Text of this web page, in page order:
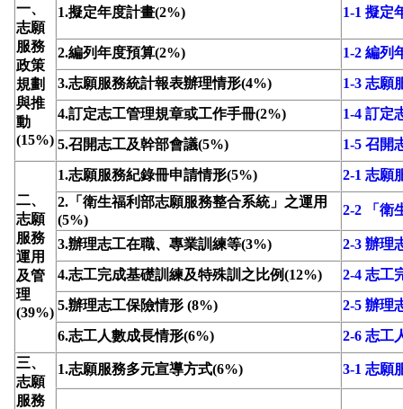
一、
志願
服務
政策
規劃
與推
動
(15%)
1.擬定年度計畫(2%) 1-1 擬定
2.編列年度預算(2%)
1-2 編列
3.志願服務統計報表辦理情形(4%)
1-3 志願
4.訂定志工管理規章或工作手冊(2%)
1-4 訂定
5.召開志工及幹部會議(5%)
1-5 召開
二、
志願
服務
運用
及管
理
(39%)
1.志願服務紀錄冊申請情形(5%)
2-1 志願
2.「衛生福利部志願服務整合系統」之運用
(5%)
2-2 「衛
3.辦理志工在職、專業訓練等(3%)
2-3 辦理
4.志工完成基礎訓練及特殊訓之比例(12%)
2-4 志工
5.辦理志工保險情形 (8%)
2-5 辦理
6.志工人數成長情形(6%)
2-6 志工
三、
志願
服務
1.志願服務多元宣導方式(6%) 3-1 志願